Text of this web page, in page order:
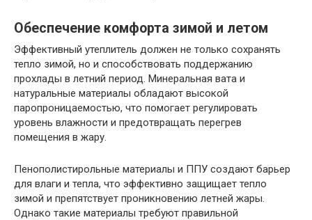
Обеспечение комфорта зимой и летом
Эффективный утеплитель должен не только сохранять
тепло зимой, но и способствовать поддержанию
прохлады в летний период. Минеральная вата и
натуральные материалы обладают высокой
паропроницаемостью, что помогает регулировать
уровень влажности и предотвращать перегрев
помещения в жару.
Пенополистирольные материалы и ППУ создают барьер
для влаги и тепла, что эффективно защищает тепло
зимой и препятствует проникновению летней жары.
Однако такие материалы требуют правильной